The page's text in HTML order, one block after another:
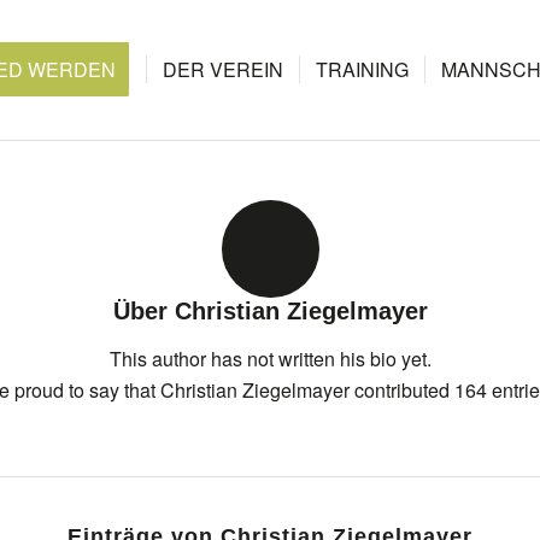
WERDEN DER VEREIN TRAINING
Über Christian Ziegelmayer
This author has not written his bio yet.
proud to say thatChristian Ziegelmayercontributed 164